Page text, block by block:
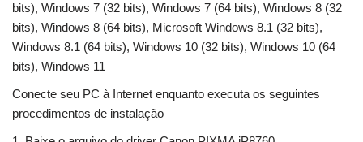
bits), Windows 7 (32 bits), Windows 7 (64 bits), Windows 8 (32
bits), Windows 8 (64 bits), Microsoft Windows 8.1 (32 bits),
Windows 8.1 (64 bits), Windows 10 (32 bits), Windows 10 (64
bits), Windows 11
Conecte seu PC à Internet enquanto executa os seguintes
procedimentos de instalação